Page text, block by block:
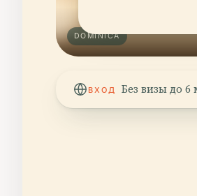
DOMINICA
ВХОД Без визы до 6